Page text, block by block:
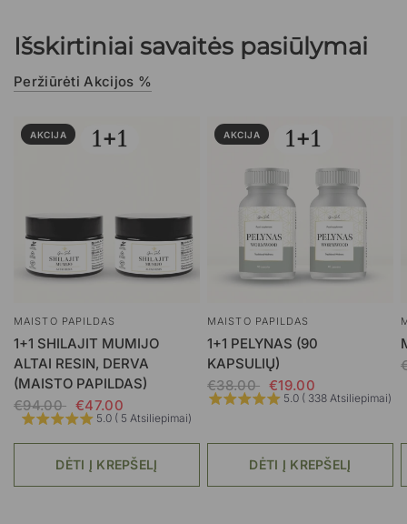
Išskirtiniai savaitės pasiūlymai
Peržiūrėti Akcijos %
AKCIJA
MAISTO PAPILDAS
1+1 SHILAJIT MUMIJO
ALTAI RESIN, DERVA
(MAISTO PAPILDAS)
€94.00
€47.00
5.0 ( 5 Atsiliepimai)
DĖTI Į KREPŠELĮ
AKCIJA
MAISTO PAPILDAS
1+1 PELYNAS (90
KAPSULIŲ)
€38.00
€19.00
5.0 ( 338 Atsiliepimai)
DĖTI Į KREPŠELĮ